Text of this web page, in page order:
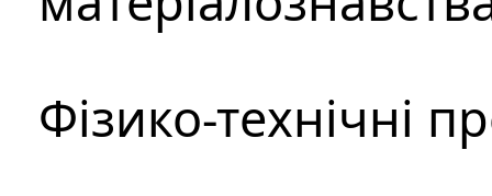
Фізико-технічні